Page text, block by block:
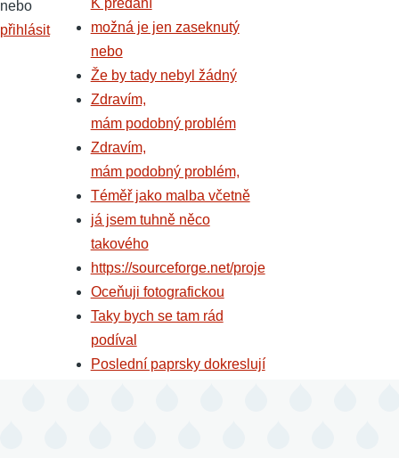
nebo
přihlásit
možná je jen zaseknutý
nebo
Že by tady nebyl žádný
Zdravím,
mám podobný problém
Zdravím,
mám podobný problém,
Téměř jako malba včetně
já jsem tuhně něco
takového
https://sourceforge.net/proje
Oceňuji fotografickou
Taky bych se tam rád
podíval
Poslední paprsky dokreslují